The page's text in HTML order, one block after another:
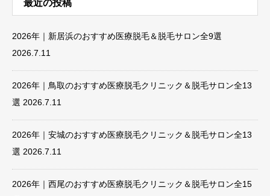
最近の投稿
2026年｜新居浜のおすすめ医療脱毛＆脱毛サロン全9選
2026.7.11
2026年｜鳥取のおすすめ医療脱毛クリニック＆脱毛サロン全13
選 2026.7.11
2026年｜安城のおすすめ医療脱毛クリニック＆脱毛サロン全13
選 2026.7.11
2026年｜西尾のおすすめ医療脱毛クリニック＆脱毛サロン全15